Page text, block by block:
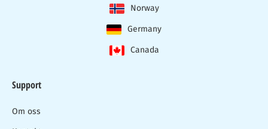
Norway
Germany
Canada
Support
Om oss